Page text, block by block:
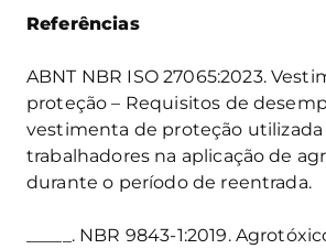
Referências
ABNT NBR ISO 27065:2023.
proteção – Requisitos de
vestimenta de proteção
trabalhadores na aplicação de
durante o período de reentrada.
_____. NBR 9843-1:2019.